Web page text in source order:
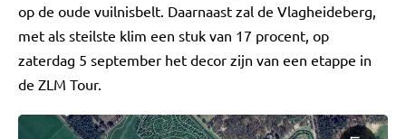
op de oude vuilnisbelt. Daarnaast zal de Vlagheideberg,
met als steilste klim een stuk van 17 procent, op
zaterdag 5 september het decor zijn van een etappe in
de ZLM Tour.